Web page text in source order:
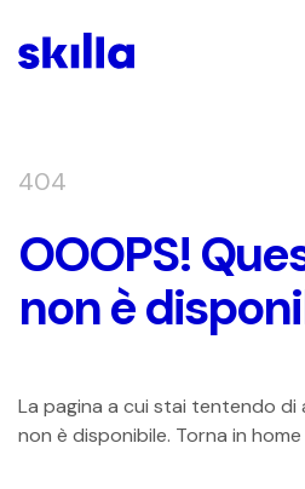
404
OOOPS!
non è
La pagina a cui stai tentendo
non è disponibile. Torna in home